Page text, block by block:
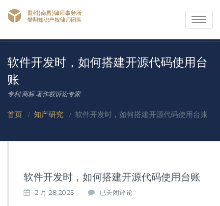
Toggle
软件开发时，如何搭建开源代码使用台
账
专利 商标 著作权诉讼专家
首页 / 知产研究 / 软件开发时，如何搭建开源代码使用台账
软件开发时，如何搭建开源代码使用台账
2 月 28,2025
软
已关闭评论